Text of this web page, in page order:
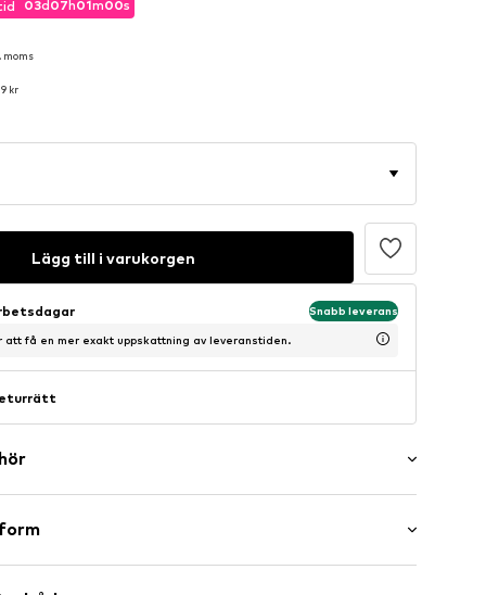
03d07h00m58s
moms
kr
03d07h00m58s
Lägg till i varukorgen
Snabb leverans
att få en mer exakt uppskattning av leveranstiden.